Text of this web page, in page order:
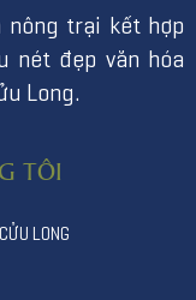
nông trại kết hợp
nét đẹp văn hóa
Long.
TÔI
LONG